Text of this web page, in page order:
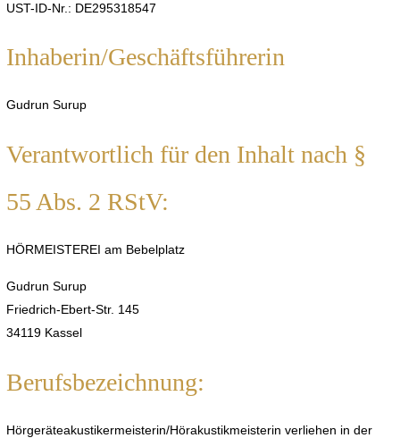
UST-ID-Nr.: DE295318547
Inhaberin/Geschäftsführerin
Gudrun Surup
Verantwortlich für den Inhalt nach §
55 Abs. 2 RStV:
HÖRMEISTEREI am Bebelplatz
Gudrun Surup
Friedrich-Ebert-Str. 145
34119 Kassel
Berufsbezeichnung:
Hörgeräteakustikermeisterin/Hörakustikmeisterin verliehen in der